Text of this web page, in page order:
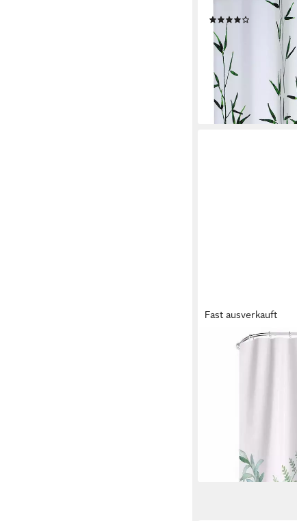
Duschvorhang
22,99 €
lieferbar - in 2-3
Fast ausverkauft
M&W DAS DESIGN